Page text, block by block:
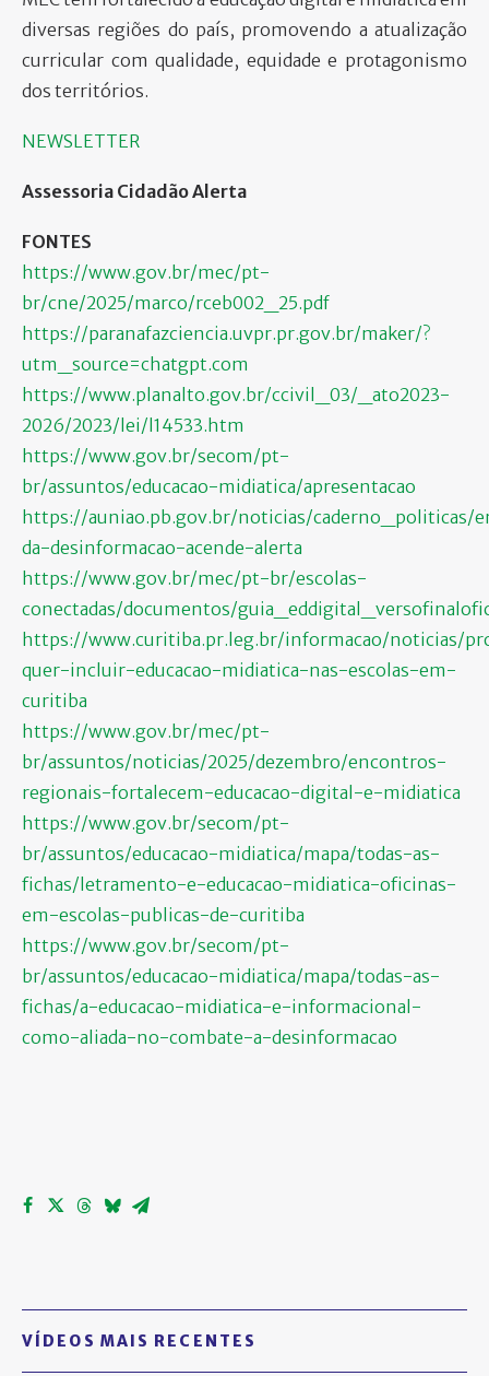
diversas regiões do país, promovendo a atualização
curricular com qualidade, equidade e protagonismo
dos territórios.
NEWSLETTER
Assessoria Cidadão Alerta
FONTES
https://www.gov.br/mec/pt-
br/cne/2025/marco/rceb002_25.pdf
https://paranafazciencia.uvpr.pr.gov.br/maker/?
utm_source=chatgpt.com
https://www.planalto.gov.br/ccivil_03/_ato2023-
2026/2023/lei/l14533.htm
https://www.gov.br/secom/pt-
br/assuntos/educacao-midiatica/apresentacao
https://auniao.pb.gov.br/noticias/caderno_politicas/
da-desinformacao-acende-alerta
https://www.gov.br/mec/pt-br/escolas-
conectadas/documentos/
https://www.curitiba.pr.leg.br/informacao/noticias/
quer-incluir-educacao-midiatica-nas-escolas-em-
curitiba
https://www.gov.br/mec/pt-
br/assuntos/noticias/2025/dezembro/encontros-
regionais-fortalecem-educacao-digital-e-midiatica
https://www.gov.br/secom/pt-
br/assuntos/educacao-midiatica/mapa/todas-as-
fichas/letramento-e-educacao-midiatica-oficinas-
em-escolas-publicas-de-curitiba
https://www.gov.br/secom/pt-
br/assuntos/educacao-midiatica/mapa/todas-as-
fichas/a-educacao-midiatica-e-informacional-
como-aliada-no-combate-a-desinformacao
VÍDEOS MAIS RECENTES